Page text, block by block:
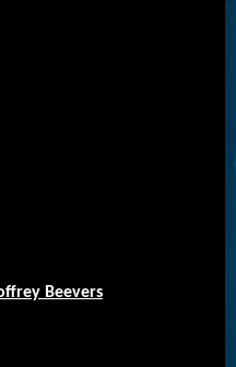
Beevers